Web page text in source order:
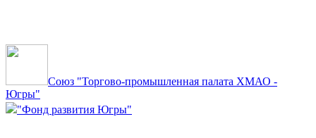
Союз "Торгово-промышленная палата ХМАО -
Югры"
"Фонд развития Югры"